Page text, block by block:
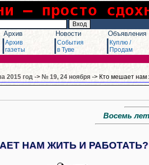
– просто
Архив
Архив
газеты
Новости
События
в Туве
Объявления
Куплю /
Продам
2015 год -> № 19, 24 ноября -> Кто мешает нам
Восемь лет
НАМ ЖИТЬ И РАБОТАТЬ?